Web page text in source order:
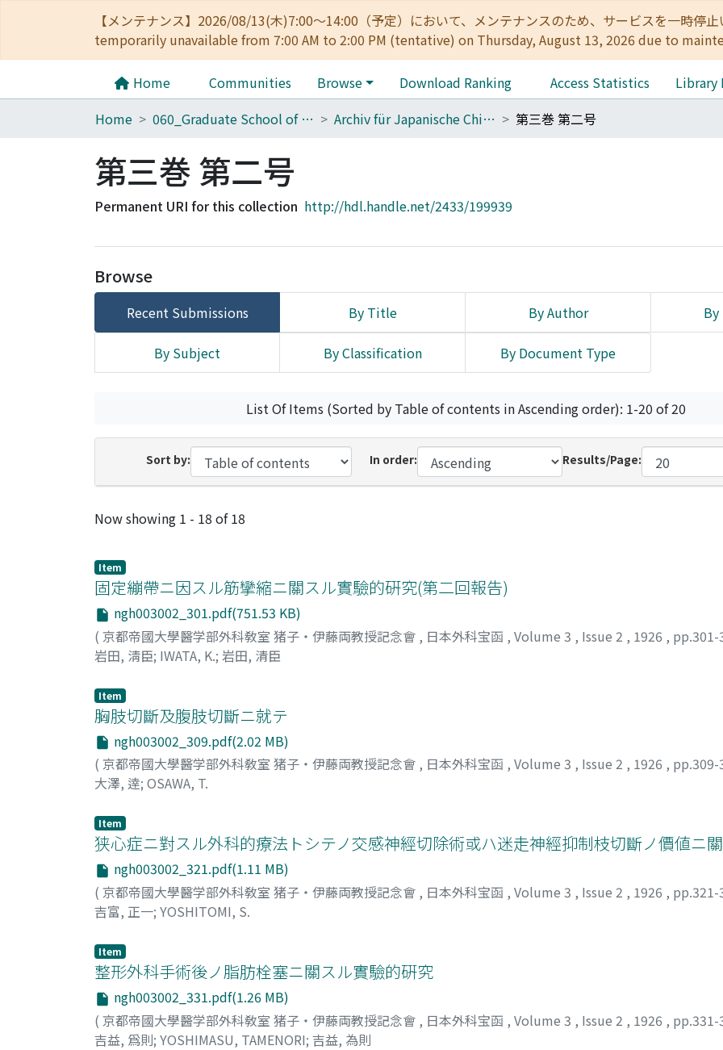
【メンテナンス】2026/08/13(木)7:00～14:00（予定）において、メンテナンスのため、サービスを一時
temporarily unavailable from 7:00 AM to 2:00 PM (tentative) on Thursday, August 13, 2026 due to
Home Communities Browse Download Ranking Access Statistics
Library
Home
060_Graduate School of Medicine Archiv für Japanische Chirurgie 第三巻 第二号
第三巻 第二号
Permanent URI for this collection http://hdl.handle.net/2433/199939
Browse
Recent Submissions By Title By Author By
By Subject By Classification By Document Type
List Of Items (Sorted by Table of contents in Ascending order): 1-20 of 20
Sort by: In order: Results/Page:
Recent Submissions
Now showing 1 - 18 of 18
Item
固定繃帶ニ因スル筋攣縮ニ關スル實驗的硏究(第二回報告)
ngh003002_301.pdf(751.53 KB)
( 京都帝國大學醫学部外科敎室 猪子・伊藤両教授記念會 , 日本外科宝函 , Volume 3 , Issue 2 , 1926 , pp.301-
岩田, 淸臣; IWATA, K.; 岩田, 清臣
Item
胸肢切斷及腹肢切斷ニ就テ
ngh003002_309.pdf(2.02 MB)
( 京都帝國大學醫学部外科敎室 猪子・伊藤両教授記念會 , 日本外科宝函 , Volume 3 , Issue 2 , 1926 , pp.309-
大澤, 逹; OSAWA, T.
Item
狭心症ニ對スル外科的療法トシテノ交感神經切除術或ハ迷走神經抑制枝切斷ノ價値ニ
ngh003002_321.pdf(1.11 MB)
( 京都帝國大學醫学部外科敎室 猪子・伊藤両教授記念會 , 日本外科宝函 , Volume 3 , Issue 2 , 1926 , pp.321-
吉富, 正一; YOSHITOMI, S.
Item
整形外科手術後ノ脂肪栓塞ニ關スル實驗的硏究
ngh003002_331.pdf(1.26 MB)
( 京都帝國大學醫学部外科敎室 猪子・伊藤両教授記念會 , 日本外科宝函 , Volume 3 , Issue 2 , 1926 , pp.331-
吉益, 爲則; YOSHIMASU, TAMENORI; 吉益, 為則